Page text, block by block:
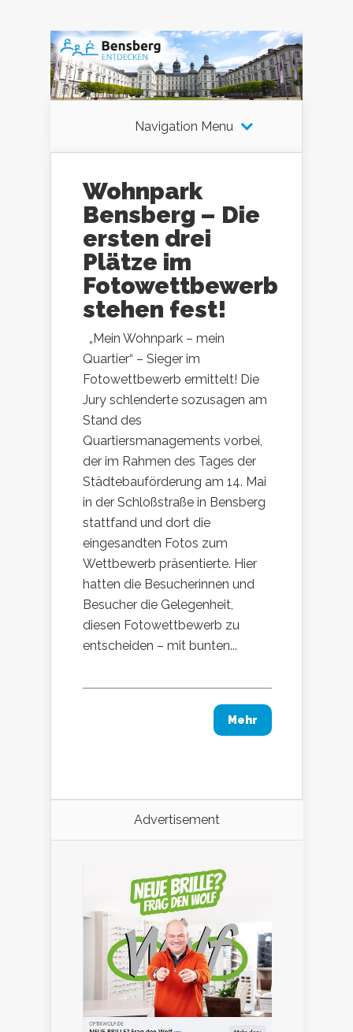
Navigation Menu
Wohnpark
Bensberg – Die
ersten drei
Plätze im
Fotowettbewerb
stehen fest!
„Mein Wohnpark – mein
Quartier“ – Sieger im
Fotowettbewerb ermittelt! Die
Jury schlenderte sozusagen am
Stand des
Quartiersmanagements vorbei,
der im Rahmen des Tages der
Städtebauförderung am 14. Mai
in der Schloßstraße in Bensberg
stattfand und dort die
eingesandten Fotos zum
Wettbewerb präsentierte. Hier
hatten die Besucherinnen und
Besucher die Gelegenheit,
diesen Fotowettbewerb zu
entscheiden – mit bunten...
Mehr
Advertisement